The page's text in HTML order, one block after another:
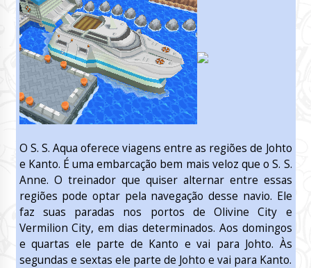
O S. S. Aqua oferece viagens entre as regiões de Johto
e Kanto. É uma embarcação bem mais veloz que o S. S.
Anne. O treinador que quiser alternar entre essas
regiões pode optar pela navegação desse navio. Ele
faz suas paradas nos portos de Olivine City e
Vermilion City, em dias determinados. Aos domingos
e quartas ele parte de Kanto e vai para Johto. Às
segundas e sextas ele parte de Johto e vai para Kanto.